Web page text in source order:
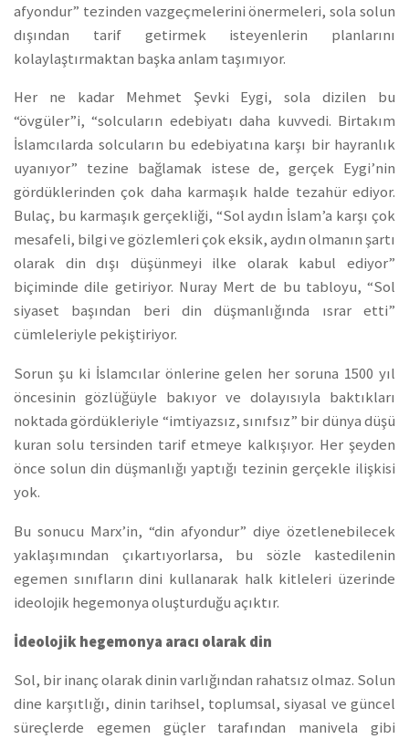
afyondur” tezinden vazgeçmelerini önermeleri, sola solun
dışından tarif getirmek isteyenlerin planlarını
kolaylaştırmaktan başka anlam taşımıyor.
Her ne kadar Mehmet Şevki Eygi, sola dizilen bu
“övgüler”i, “solcuların edebiyatı daha kuvvedi. Birtakım
İslamcılarda solcuların bu edebiyatına karşı bir hayranlık
uyanıyor” tezine bağlamak istese de, gerçek Eygi’nin
gördüklerinden çok daha karmaşık halde tezahür ediyor.
Bulaç, bu karmaşık gerçekliği, “Sol aydın İslam’a karşı çok
mesafeli, bilgi ve gözlemleri çok eksik, aydın olmanın şartı
olarak din dışı düşünmeyi ilke olarak kabul ediyor”
biçiminde dile getiriyor. Nuray Mert de bu tabloyu, “Sol
siyaset başından beri din düşmanlığında ısrar etti”
cümleleriyle pekiştiriyor.
Sorun şu ki İslamcılar önlerine gelen her soruna 1500 yıl
öncesinin gözlüğüyle bakıyor ve dolayısıyla baktıkları
noktada gördükleriyle “imtiyazsız, sınıfsız” bir dünya düşü
kuran solu tersinden tarif etmeye kalkışıyor. Her şeyden
önce solun din düşmanlığı yaptığı tezinin gerçekle ilişkisi
yok.
Bu sonucu Marx’in, “din afyondur” diye özetlenebilecek
yaklaşımından çıkartıyorlarsa, bu sözle kastedilenin
egemen sınıfların dini kullanarak halk kitleleri üzerinde
ideolojik hegemonya oluşturduğu açıktır.
İdeolojik hegemonya aracı olarak din
Sol, bir inanç olarak dinin varlığından rahatsız olmaz. Solun
dine karşıtlığı, dinin tarihsel, toplumsal, siyasal ve güncel
süreçlerde egemen güçler tarafından manivela gibi